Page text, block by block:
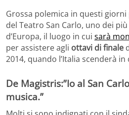
Grossa polemica in questi
del Teatro San Carlo, uno dei
d’Europa, il luogo in cui sarà
per assistere agli ottavi di finale
2014, quando l’Italia scenderà in
De Magistris:”Io al San
musica.”